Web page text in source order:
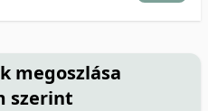
megoszlása
szerint